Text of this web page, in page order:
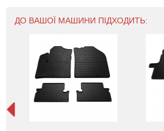
ДО ВАШОЇ МАШИНИ ПІДХОДИТЬ: